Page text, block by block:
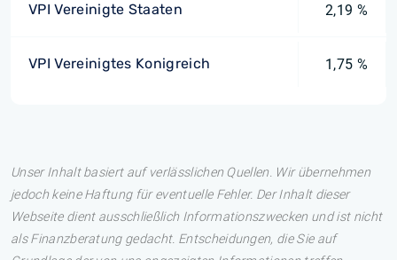
VPI Vereinigte Staaten 2,19 %
VPI Vereinigtes Konigreich 1,75 %
Unser Inhalt basiert auf verlässlichen Quellen. Wir übernehmen
jedoch keine Haftung für eventuelle Fehler. Der Inhalt dieser
Webseite dient ausschließlich Informationszwecken und ist nicht
als Finanzberatung gedacht. Entscheidungen, die Sie auf